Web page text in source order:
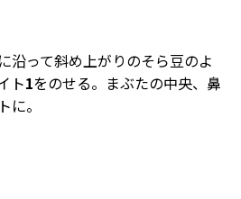
沿って斜め上がりのそら豆のよ
ト1をのせる。まぶたの中央、鼻
。